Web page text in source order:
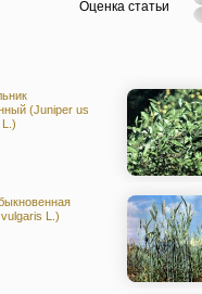
Оценка статьи
(Juniper us
L.)